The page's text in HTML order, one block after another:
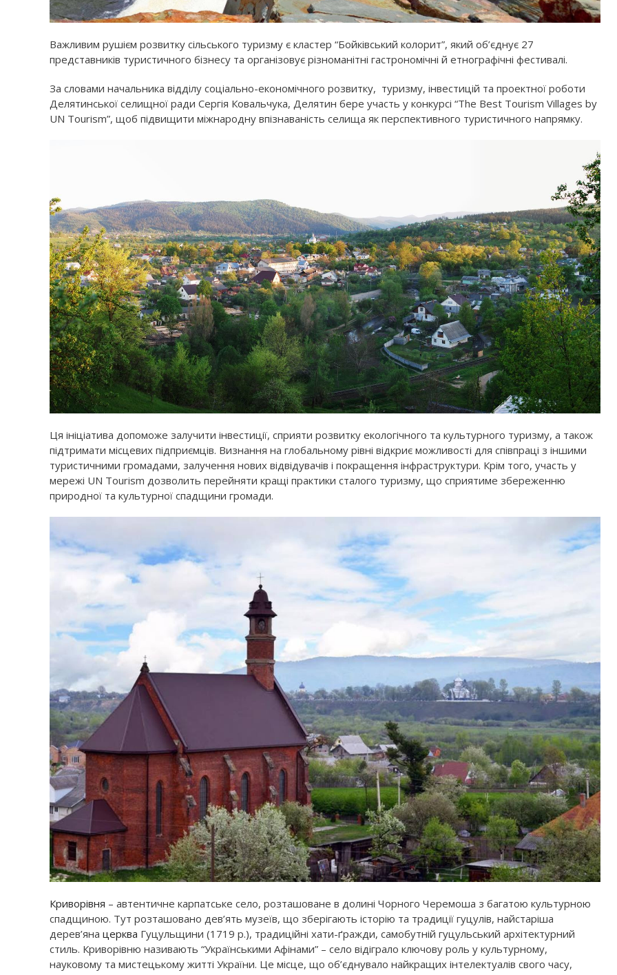
Важливим рушієм розвитку сільського туризму є кластер “Бойківський колорит”, який об’єднує 27
представників туристичного бізнесу та організовує різноманітні гастрономічні й етнографічні фестивалі.
За словами начальника відділу соціально-економічного розвитку, туризму, інвестицій та проектної роботи
Делятинської селищної ради Сергія Ковальчука, Делятин бере участь у конкурсі “The Best Tourism Villages by
UN Tourism”, щоб підвищити міжнародну впізнаваність селища як перспективного туристичного напрямку.
Ця ініціатива допоможе залучити інвестиції, сприяти розвитку екологічного та культурного туризму, а також
підтримати місцевих підприємців. Визнання на глобальному рівні відкриє можливості для співпраці з іншими
туристичними громадами, залучення нових відвідувачів і покращення інфраструктури. Крім того, участь у
мережі UN Tourism дозволить перейняти кращі практики сталого туризму, що сприятиме збереженню
природної та культурної спадщини громади.
Криворівня – автентичне карпатське село, розташоване в долині Чорного Черемоша з багатою культурною
спадщиною. Тут розташовано дев’ять музеїв, що зберігають історію та традиції гуцулів, найстаріша
дерев’яна церква Гуцульщини (1719 р.), традиційні хати-ґражди, самобутній гуцульський архітектурний
стиль. Криворівню називають “Українськими Афінами” – село відіграло ключову роль у культурному,
науковому та мистецькому житті України. Це місце, що об’єднувало найкращих інтелектуалів свого часу,